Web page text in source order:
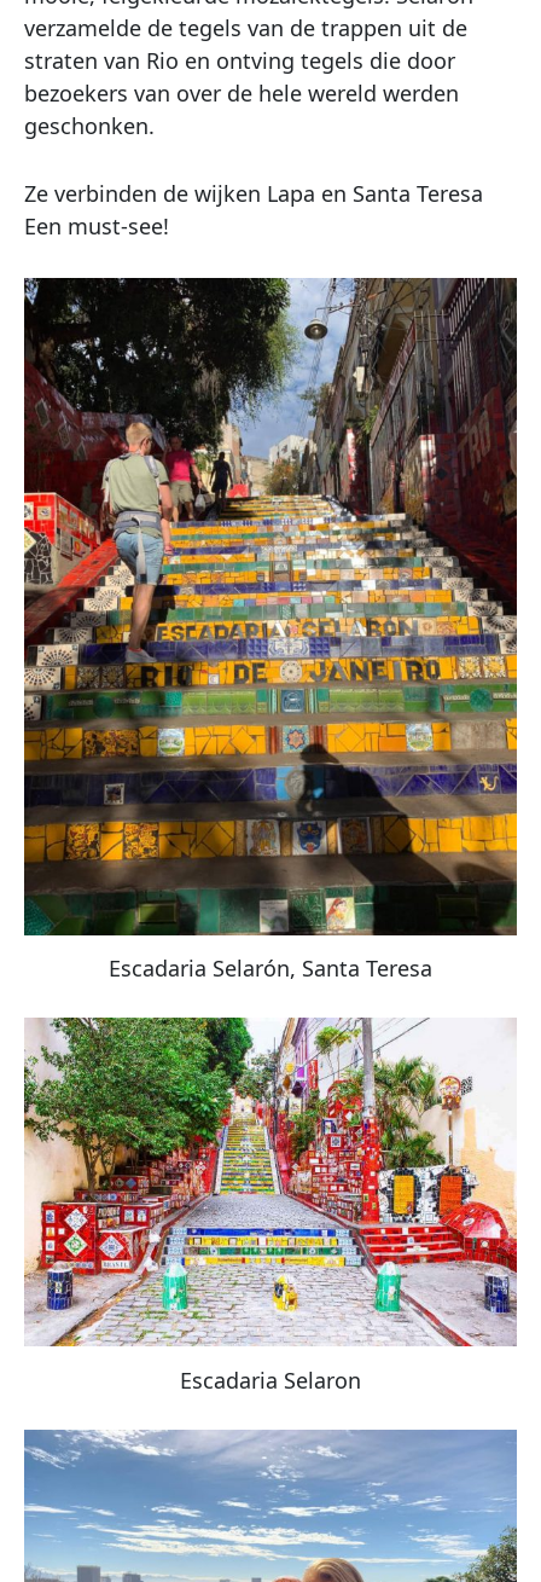
verzamelde de tegels van de trappen uit de
straten van Rio en ontving tegels die door
bezoekers van over de hele wereld werden
geschonken.
Ze verbinden de wijken Lapa en Santa Teresa
Een must-see!
Escadaria Selarón, Santa Teresa
Escadaria Selaron